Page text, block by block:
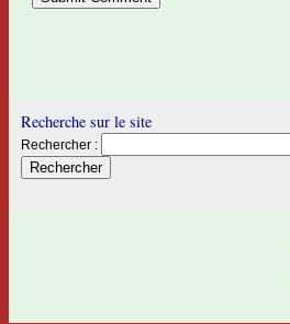
Recherche sur le site
Rechercher :